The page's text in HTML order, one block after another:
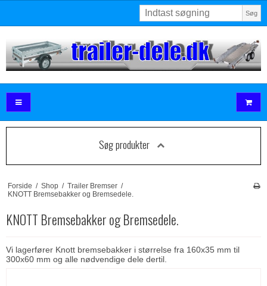
Søg
Søg produkter
Forside / Shop / Trailer Bremser /
KNOTT Bremsebakker og Bremsedele.
KNOTT Bremsebakker og Bremsedele.
Vi lagerfører Knott bremsebakker i størrelse fra 160x35 mm til
300x60 mm og alle nødvendige dele dertil.